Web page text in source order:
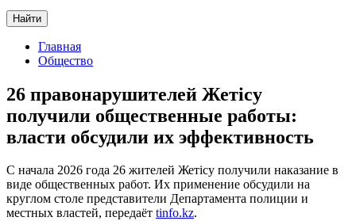
Найти
Главная
Общество
26 правонарушителей Жетісу
получили общественные работы:
власти обсудили их эффективность
С начала 2026 года 26 жителей Жетісу получили наказание в
виде общественных работ. Их применение обсудили на
круглом столе представители Департамента полиции и
местных властей, передаёт tinfo.kz.